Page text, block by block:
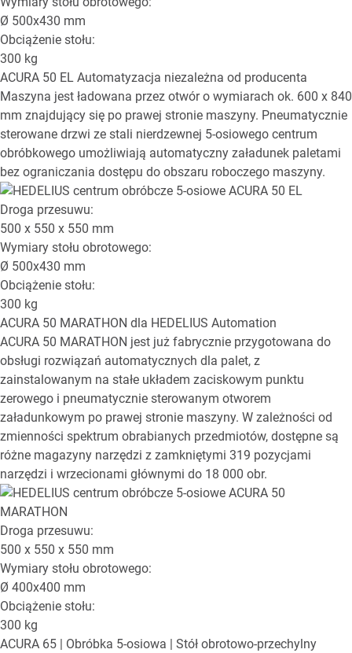
Ø 500x430 mm
Obciążenie stołu:
300 kg
ACURA 50 EL Automatyzacja niezależna od producenta
Maszyna jest ładowana przez otwór o wymiarach ok. 600 x 840
mm znajdujący się po prawej stronie maszyny. Pneumatycznie
sterowane drzwi ze stali nierdzewnej 5-osiowego centrum
obróbkowego umożliwiają automatyczny załadunek paletami
bez ograniczania dostępu do obszaru roboczego maszyny.
Droga przesuwu:
500 x 550 x 550 mm
Wymiary stołu obrotowego:
Ø 500x430 mm
Obciążenie stołu:
300 kg
ACURA 50 MARATHON dla HEDELIUS Automation
ACURA 50 MARATHON jest już fabrycznie przygotowana do
obsługi rozwiązań automatycznych dla palet, z
zainstalowanym na stałe układem zaciskowym punktu
zerowego i pneumatycznie sterowanym otworem
załadunkowym po prawej stronie maszyny. W zależności od
zmienności spektrum obrabianych przedmiotów, dostępne są
różne magazyny narzędzi z zamkniętymi 319 pozycjami
narzędzi i wrzecionami głównymi do 18 000 obr.
Droga przesuwu:
500 x 550 x 550 mm
Wymiary stołu obrotowego:
Ø 400x400 mm
Obciążenie stołu:
300 kg
ACURA 65 | Obróbka 5-osiowa | Stół obrotowo-przechylny